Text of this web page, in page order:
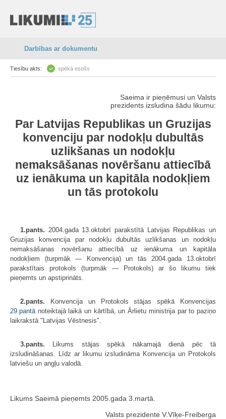
Darbības ar dokumentu
Tiesību akts: spēkā esošs
Saeima ir pieņēmusi un Valsts
prezidents izsludina šādu likumu:
Par Latvijas Republikas un Gruzijas
konvenciju par nodokļu dubultās
uzlikšanas un nodokļu
nemaksāšanas novēršanu attiecībā
uz ienākuma un kapitāla nodokļiem
un tās protokolu
1.pants. 2004.gada 13.oktobrī parakstītā Latvijas Republikas un
Gruzijas konvencija par nodokļu dubultās uzlikšanas un nodokļu
nemaksāšanas novēršanu attiecībā uz ienākuma un kapitāla
nodokļiem (turpmāk — Konvencija) un tās 2004.gada 13.oktobrī
parakstītais protokols (turpmāk — Protokols) ar šo likumu tiek
pieņemts un apstiprināts.
2.pants. Konvencija un Protokols stājas spēkā Konvencijas
29.pantā noteiktajā laikā un kārtībā, un Ārlietu ministrija par to paziņo
laikrakstā "Latvijas Vēstnesis".
3.pants. Likums stājas spēkā nākamajā dienā pēc tā
izsludināšanas. Līdz ar likumu izsludināma Konvencija un Protokols
latviešu un angļu valodā.
Likums Saeimā pieņemts 2005.gada 3.martā.
Valsts prezidente V.Vīķe-Freiberga